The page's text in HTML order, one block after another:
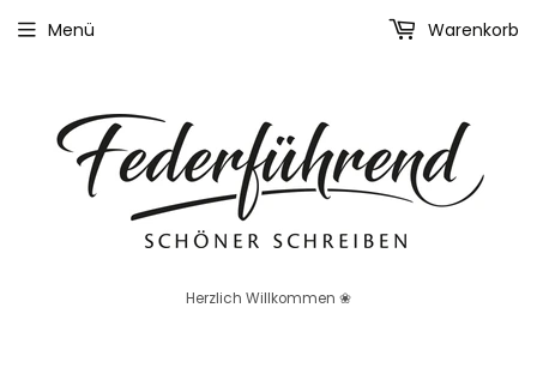
Herzlich Willkommen ❀
Menü Warenkorb